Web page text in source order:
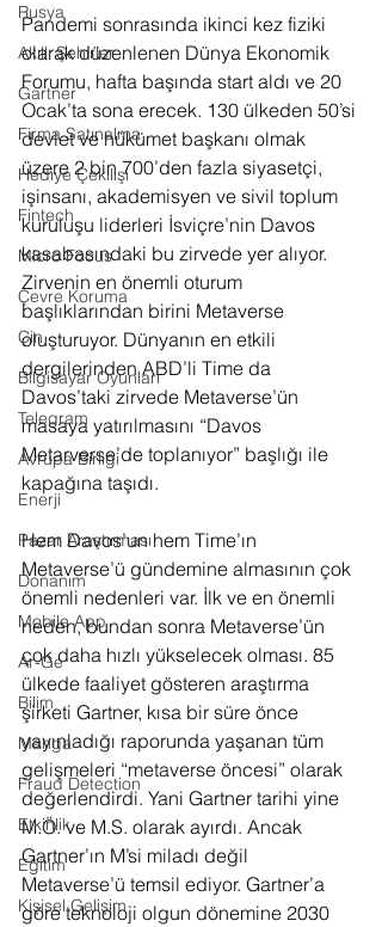
Rusya
Akıllı Şehirler
Gartner
Firma Satınalma
Hediye Çekilişi
Fintech
Micro Focus
Çevre Koruma
Çin
Bilgisayar Oyunları
Telegram
Avrupa Birliği
Enerji
Pazar Araştırması
Donanım
Mobile App
Ar-Ge
Bilim
Manga
Fraud Detection
Etkinlik
Eğitim
Kişisel Gelişim
Pandemi sonrasında ikinci kez fiziki
olarak düzenlenen Dünya Ekonomik
Forumu, hafta başında start aldı ve 20
Ocak’ta sona erecek. 130 ülkeden 50’si
devlet ve hükümet başkanı olmak
üzere 2 bin 700’den fazla siyasetçi,
işinsanı, akademisyen ve sivil toplum
kuruluşu liderleri İsviçre’nin Davos
kasabasındaki bu zirvede yer alıyor.
Zirvenin en önemli oturum
başlıklarından birini Metaverse
oluşturuyor. Dünyanın en etkili
dergilerinden ABD’li Time da
Davos’taki zirvede Metaverse’ün
masaya yatırılmasını “Davos
Metarverse’de toplanıyor” başlığı ile
kapağına taşıdı.
Hem Davos’un hem Time’ın
Metaverse’ü gündemine almasının çok
önemli nedenleri var. İlk ve en önemli
neden, bundan sonra Metaverse’ün
çok daha hızlı yükselecek olması. 85
ülkede faaliyet gösteren araştırma
şirketi Gartner, kısa bir süre önce
yayınladığı raporunda yaşanan tüm
gelişmeleri “metaverse öncesi” olarak
değerlendirdi. Yani Gartner tarihi yine
M.Ö. ve M.S. olarak ayırdı. Ancak
Gartner’ın M’si miladı değil
Metaverse’ü temsil ediyor. Gartner’a
göre teknoloji olgun dönemine 2030